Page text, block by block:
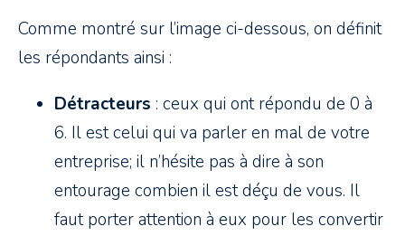
Comme montré sur l’image ci-dessous, on définit
les répondants ainsi :
Détracteurs : ceux qui ont répondu de 0 à
6. Il est celui qui va parler en mal de votre
entreprise; il n’hésite pas à dire à son
entourage combien il est déçu de vous. Il
faut porter attention à eux pour les convertir